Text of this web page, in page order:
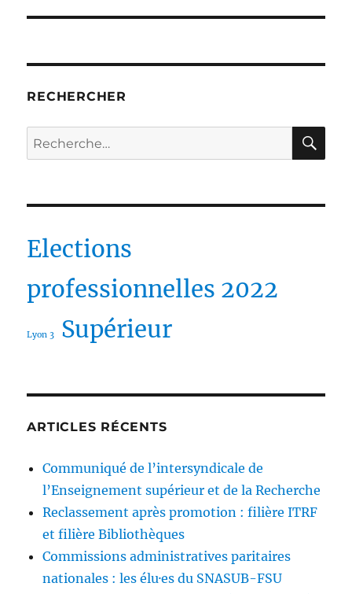
RECHERCHER
Recherche
pour :
Elections
professionnelles 2022
Lyon 3 Supérieur
ARTICLES RÉCENTS
Communiqué de l’intersyndicale de
l’Enseignement supérieur et de la Recherche
Reclassement après promotion : filière ITRF
et filière Bibliothèques
Commissions administratives paritaires
nationales : les élu·es du SNASUB-FSU